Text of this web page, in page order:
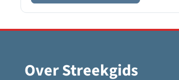
Over Streekgids